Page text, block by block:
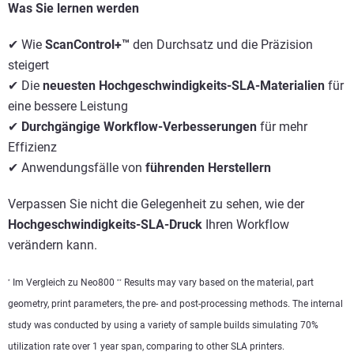
Was Sie lernen werden
✔ Wie ScanControl+™ den Durchsatz und die Präzision
steigert
✔ Die neuesten Hochgeschwindigkeits-SLA-Materialien für
eine bessere Leistung
✔ Durchgängige Workflow-Verbesserungen für mehr
Effizienz
✔ Anwendungsfälle von führenden Herstellern
Verpassen Sie nicht die Gelegenheit zu sehen, wie der
Hochgeschwindigkeits-SLA-Druck Ihren Workflow
verändern kann.
* Im Vergleich zu Neo800 **
Results may vary based on the material, part
geometry, print parameters, the pre- and post-processing methods. The internal
study was conducted by using a variety of sample builds simulating 70%
utilization rate over 1 year span, comparing to other SLA printers.